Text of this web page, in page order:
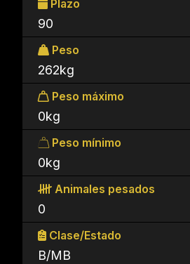
Plazo
90
Peso
262kg
Peso máximo
0kg
Peso mínimo
0kg
Animales pesados
0
Clase/Estado
B/MB